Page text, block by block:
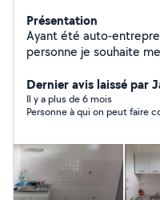
Présentation
Ayant été auto-
personne je souhaite
Dernier avis laissé par
Il y a plus de 6 mois
Personne à qui on peut faire